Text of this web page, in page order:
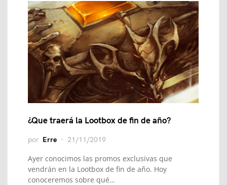
¿Que traerá la Lootbox de fin de año?
por Erre 21/11/2019
Ayer conocimos las promos exclusivas que
vendrán en la Lootbox de fin de año. Hoy
conoceremos sobre qué…